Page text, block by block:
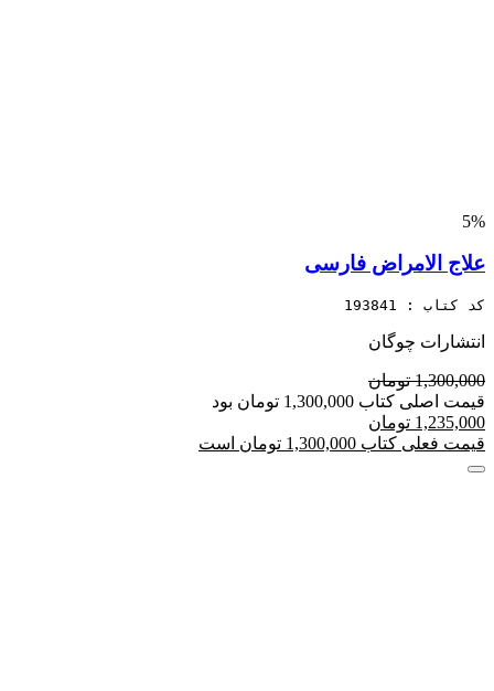
5%
علاج الامراض فارسی
کد کتاب : 193841
انتشارات چوگان
1,300,000 تومان
قیمت اصلی کتاب 1,300,000 تومان بود
1,235,000 تومان
قیمت فعلی کتاب 1,300,000 تومان است